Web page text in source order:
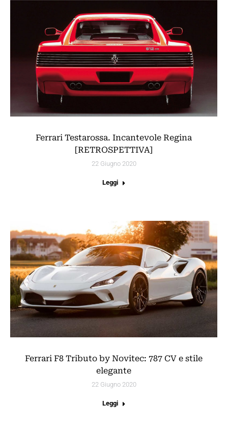
Ferrari Testarossa. Incantevole Regina
[RETROSPETTIVA]
22 Giugno 2020
Leggi
Ferrari F8 Tributo by Novitec: 787 CV e stile
elegante
22 Giugno 2020
Leggi